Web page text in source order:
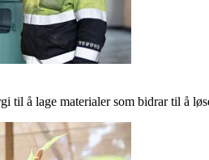
til å lage materialer som bidrar til å